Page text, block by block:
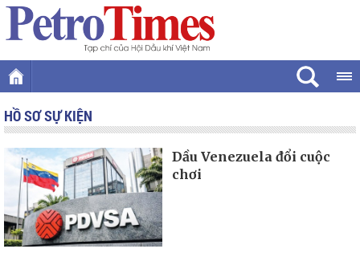
HỒ SƠ SỰ KIỆN
Dầu Venezuela đổi cuộc
chơi